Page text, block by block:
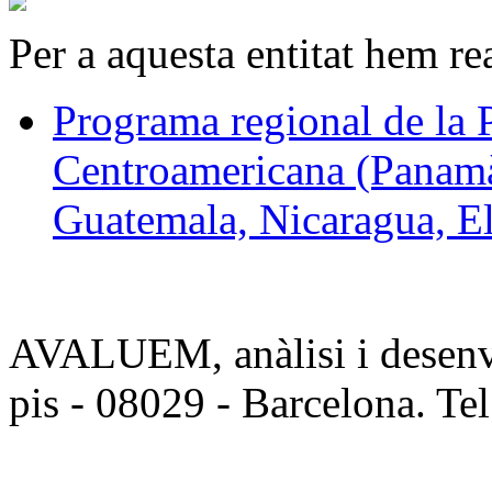
Per a aquesta entitat hem
Programa regional de la
Centroamericana
Guatemala, Nicaragua,
AVALUEM, anàlisi i
pis - 08029 - Barcelona.